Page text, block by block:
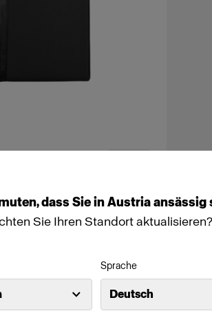
dass SieinAustria ansässig
Sie Ihren Standort aktualisieren?
Sprache
Deutsch